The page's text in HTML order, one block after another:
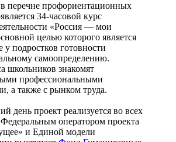
перечне профориентационных
34-часовой курс
«Россия — мои
целью которого является
подростков готовности
самоопределению.
школьников знакомят
профессиональными
а также с рынком труда.
день проект реализуется во всех
оператором проекта
и Единой модели